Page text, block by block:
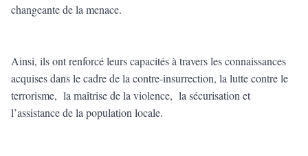
changeante de la menace.
Ainsi, ils ont renforcé leurs capacités à travers les connaissances
acquises dans le cadre de la contre-insurrection, la lutte contre le
terrorisme, la maîtrise de la violence, la sécurisation et
l’assistance de la population locale.